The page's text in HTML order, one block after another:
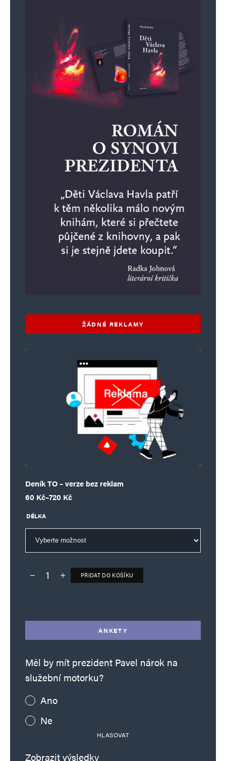
ŽÁDNÉ REKLAMY
Deník TO – verze bez reklam
60 Kč–720 Kč
Rozpětí cen: 60 Kč až 720 Kč
DÉLKA
Deník TO – verze bez reklam množství
PŘIDAT DO KOŠÍKU
ANKETY
Měl by mít prezident Pavel nárok na
služební motorku?
Ano
Ne
HLASOVAT
Zobrazit výsledky